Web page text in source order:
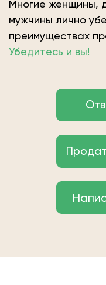
Многие женщины,
мужчины лично
преимуществах
Убедитесь и вы!